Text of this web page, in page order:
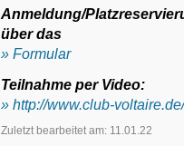
Anmeldung/
über das
» Formular
Teilnahme per Video:
» http://www.club-
Zuletzt bearbeitet am: 11.01.22